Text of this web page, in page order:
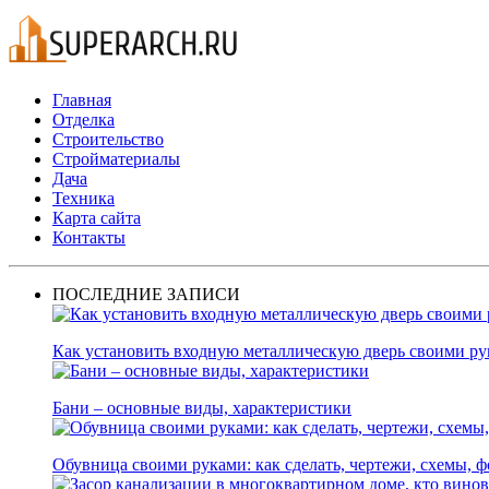
Главная
Отделка
Строительство
Стройматериалы
Дача
Техника
Карта сайта
Контакты
ПОСЛЕДНИЕ ЗАПИСИ
Как установить входную металлическую дверь своими
Бани – основные виды, характеристики
Обувница своими руками: как сделать, чертежи, схемы,